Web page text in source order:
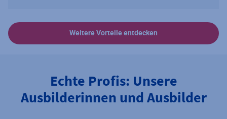
Weitere Vorteile entdecken
Echte Profis: Unsere
Ausbilderinnen und Ausbilder